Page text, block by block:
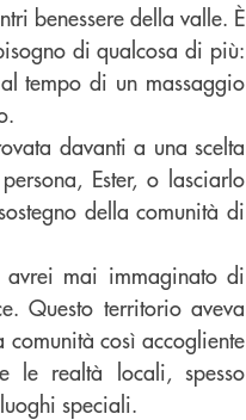
benessere della valle. È
di qualcosa di più:
tempo di un massaggio
davanti a una scelta
Ester, o lasciarlo
della comunità di
mai immaginato di
Questo territorio aveva
così accogliente
le realtà locali, spesso
speciali.